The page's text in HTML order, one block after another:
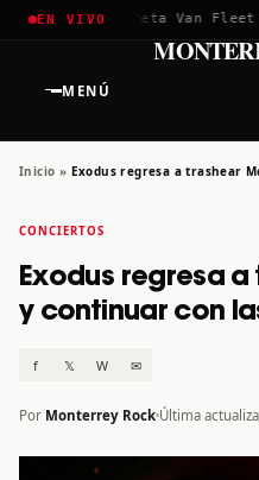
EN VIVO
2026✱Greta Van Fleet
MENÚ
Inicio » Exodus regresa a trashear
CONCIERTOS
Exodus regresa
y continuar con
f 𝕏 W ✉
Por Monterrey Rock Última